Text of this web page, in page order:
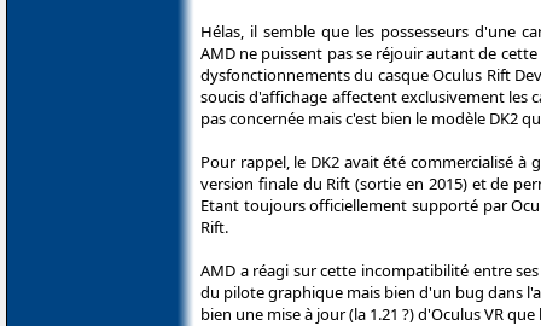
Hélas, il semble que les possesseurs d'une
AMD ne puissent pas se réjouir autant de
dysfonctionnements du casque Oculus Rift
soucis d'affichage affectent exclusivement les
pas concernée mais c'est bien le modèle DK2
Pour rappel, le DK2 avait été commercialisé à
version finale du Rift (sortie en 2015) et de
Etant toujours officiellement supporté par
Rift.
AMD a réagi sur cette incompatibilité entre
du pilote graphique mais bien d'un bug dans
bien une mise à jour (la 1.21 ?) d'Oculus VR